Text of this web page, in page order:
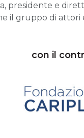
presidente e
il gruppo di attori
con il